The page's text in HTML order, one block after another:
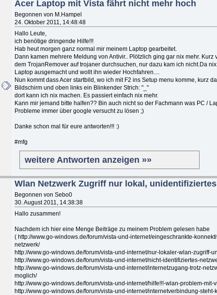
Acer Laptop mit Vista fährt nicht mehr hoch
Begonnen von M.Hampel
24. Oktober 2011, 14:48:48
Hallo Leute,
ich benötige dringende Hilfe!!!
Hab heut morgen ganz normal mir meinem Laptop gearbeitet.
Dann kamen mehrere Meldung von Antivir.. Plötzlich ging gar nix mehr. Kurz
dem TrojanRemover auf trojaner durchsuchen, nur dazu kam ich nicht.Da
Laptop ausgemacht und wollt ihn wieder Hochfahren....
Nun kommt dass Acer startbild, wo ich mit F2 ins Setup menu komme, kurz
Bildschirm und oben links ein Blinkender Strich: "_"
dort kann ich nix machen. Es passiert einfach nix mehr.
Kann mir jemand bitte halfen?? Bin auch nicht so der Fachmann was PC /
Probleme immer über google versucht zu lösen ;)
Danke schon mal für eure antworten!!! :)
#mfg
weitere Antworten anzeigen »»
Wlan Netzwerk Zugriff nur lokal,
Begonnen von Sebo0
30. August 2011, 14:38:38
Hallo zusammen!
Nachdem ich hier eine Menge Beiträge zu meinem Problem gelesen habe
( http://www.go-windows.de/forum/vista-und-internet/eingeschrankte-
netzwerk/
http://www.go-windows.de/forum/vista-und-internet/nur-lokaler-wlan-zugriff-
http://www.go-windows.de/forum/vista-und-internet/nicht-identifiziertes-
http://www.go-windows.de/forum/vista-und-internet/internetzugang-trotz-
moglich/
http://www.go-windows.de/forum/vista-und-internet/hilfe!!!-wlan-problem-mit-
http://www.go-windows.de/forum/vista-und-internet/internetverbindung-